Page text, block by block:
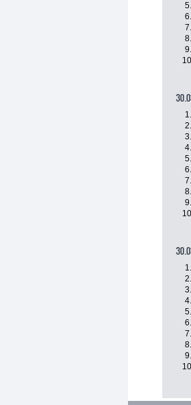
5.
6.
7.
8.
9.
1.
2.
3.
4.
5.
6.
7.
8.
9.
1.
2.
3.
4.
5.
6.
7.
8.
9.